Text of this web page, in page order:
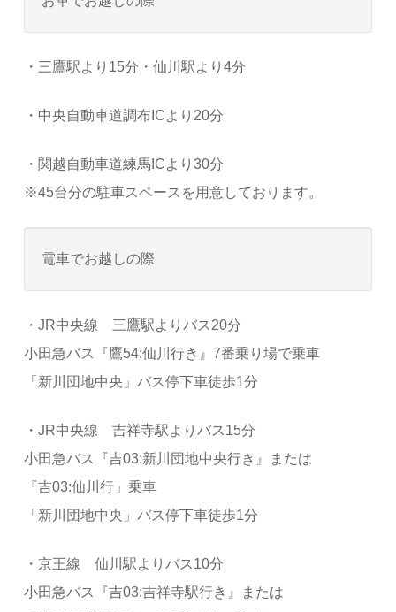
・三鷹駅より15分・仙川駅より4分
・中央自動車道調布ICより20分
・関越自動車道練馬ICより30分
※45台分の駐車スペースを用意しております。
電車でお越しの際
・JR中央線 三鷹駅よりバス20分
小田急バス『鷹54:仙川行き』7番乗り場で乗車
「新川団地中央」バス停下車徒歩1分
・JR中央線 吉祥寺駅よりバス15分
小田急バス『吉03:新川団地中央行き』または
『吉03:仙川行」乗車
「新川団地中央」バス停下車徒歩1分
・京王線 仙川駅よりバス10分
小田急バス『吉03:吉祥寺駅行き』または